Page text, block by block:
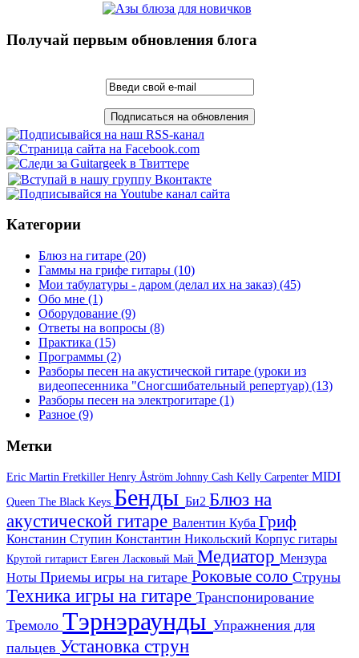
Получай первым обновления блога
Категории
Блюз на гитаре (20)
Гаммы на грифе гитары (10)
Мои табулатуры - даром (делал их на заказ) (45)
Обо мне (1)
Оборудование (9)
Ответы на вопросы (8)
Практика (15)
Программы (2)
Разборы песен на акустической гитаре (уроки из
видеопесенника "Сногсшибательный репертуар) (13)
Разборы песен на электрогитаре (1)
Разное (9)
Метки
Eric Martin Fretkiller Henry Åström Johnny Cash Kelly Carpenter MIDI
Queen The Black Keys Бенды Би2 Блюз на
акустической гитаре Валентин Куба Гриф
Констанин Ступин Константин Никольский Корпус гитары
Крутой гитарист Евген Ласковый Май Медиатор Мензура
Ноты Приемы игры на гитаре Роковые соло Струны
Техника игры на гитаре Транспонирование
Тремоло Тэрнэраунды Упражнения для
пальцев Установка струн